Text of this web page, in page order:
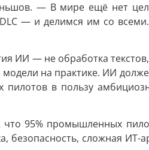
— В мире ещё нет
— и делимся им со
ИИ — не обработка
на практике. ИИ
пилотов в пользу
95% промышленных
сложная ИТ-